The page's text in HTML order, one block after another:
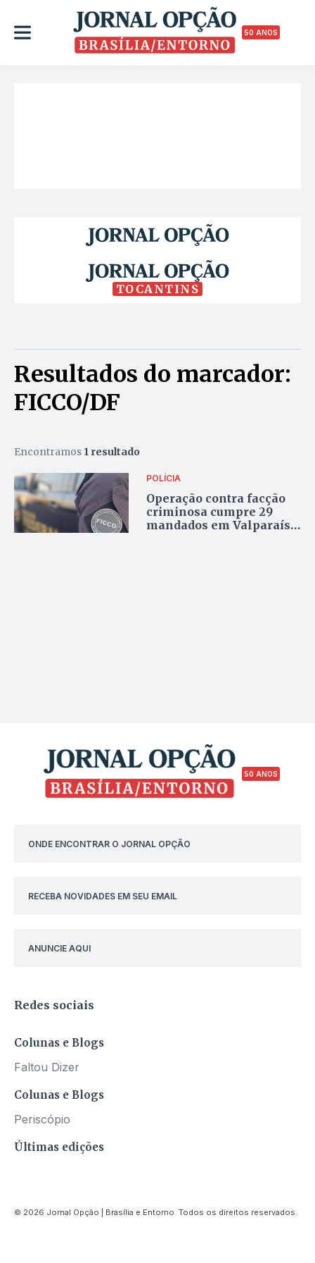
50 ANOS
TOCANTINS
Resultados do marcador:
FICCO/DF
Encontramos 1 resultado
POLÍCIA
Operação contra facção
criminosa cumpre 29
mandados em Valparaíso
50 ANOS
ONDE ENCONTRAR O JORNAL OPÇÃO
RECEBA NOVIDADES EM SEU EMAIL
ANUNCIE AQUI
Redes sociais
Colunas e Blogs
Faltou Dizer
Colunas e Blogs
Periscópio
Últimas edições
© 2026 Jornal Opção | Brasília e Entorno. Todos os direitos reservados.